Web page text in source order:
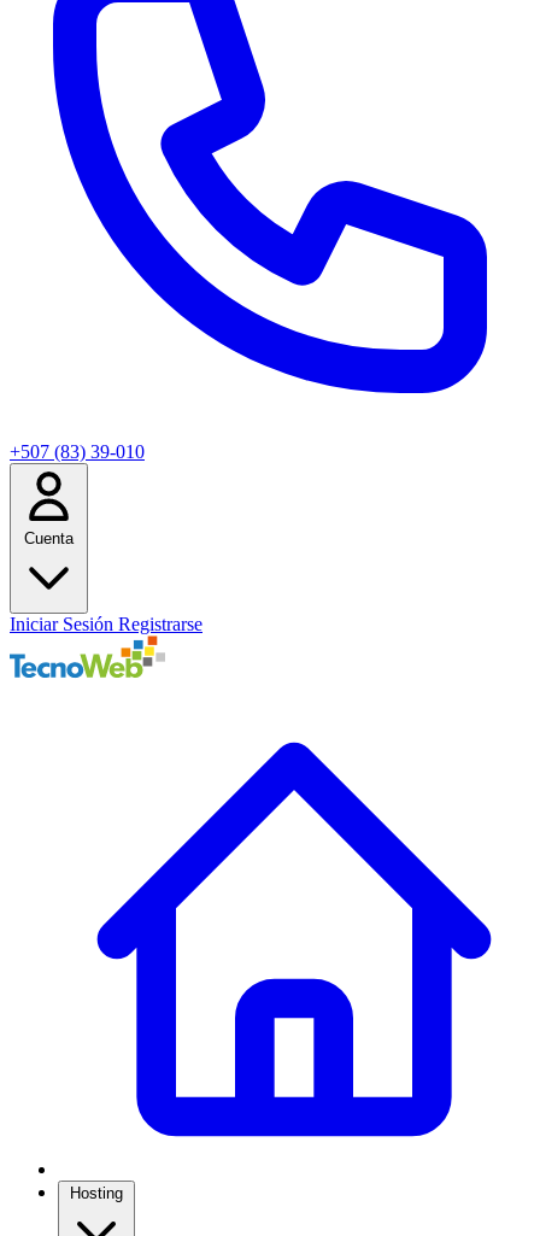
+507 (83) 39-010
Cuenta
Iniciar Sesión Registrarse
Hosting